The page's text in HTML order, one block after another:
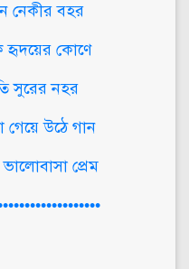
নেকীর বহর
কোণে
সুরের নহর
গেয়ে উঠে গান
প্রেম